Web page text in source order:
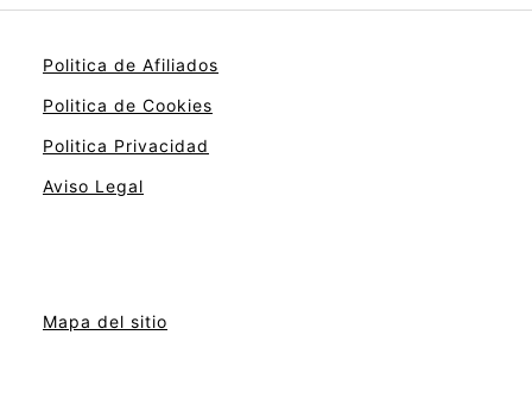
Politica de Afiliados
Politica de Cookies
Politica Privacidad
Aviso Legal
Mapa del sitio